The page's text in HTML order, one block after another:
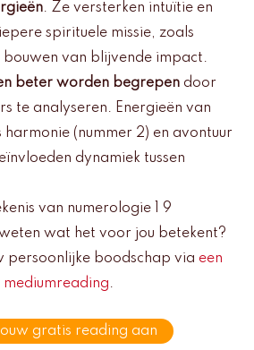
. Ze versterken intuïtie en
spirituele missie, zoals
bouwen van blijvende impact.
beter worden begrepen door
te analyseren. Energieën van
harmonie (nummer 2) en avontuur
dynamiek tussen
van numerologie 1 9
wat het voor jou betekent?
persoonlijke boodschap via een
.
gratis reading aan